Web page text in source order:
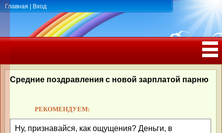
Главная Вход
РОЖДЕНИЯ, ЮБИЛЕЕМ
Средние поздравления с новой зарплатой парню
РЕКОМЕНДУЕМ:
Ну, признавайся, как ощущения? Деньги, в